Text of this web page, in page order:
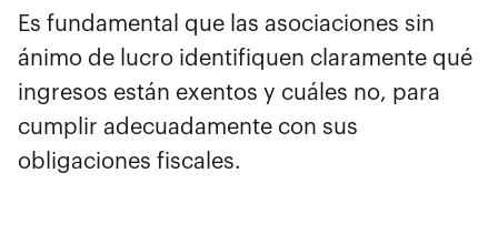
Es fundamental que las asociaciones sin
ánimo de lucro identifiquen claramente qué
ingresos están exentos y cuáles no, para
cumplir adecuadamente con sus
obligaciones fiscales.